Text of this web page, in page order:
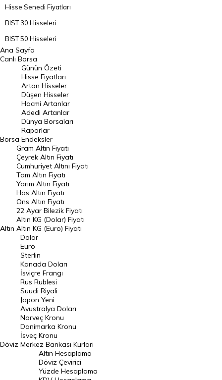
Hisse Senedi Fiyatları
BIST 30 Hisseleri
BIST 50 Hisseleri
BIST 100 Hisseleri
En Çok Artan Hisseler
En Çok Düşen Hisseler
Hacmi Artanlar
Geçmiş Kapanışlar
Dünya Borsaları
Raporlar
Endeksler
DÖVİZ
Döviz Kuru
Dolar Kuru
Euro Kuru
Pound Kuru
Frank Kuru
Riyal Kuru
Avustralya Doları
Danimarka Kronu Kuru
Kanada Doları Kuru
Norveç Kronu Kuru
İsveç Kronu Kuru
Japon Yeni Kuru
Ana Sayfa
Canlı Borsa
Borsa
Günün Özeti
Hisse Fiyatları
Artan Hisseler
Düşen Hisseler
Hacmi Artanlar
Adedi Artanlar
Dünya Borsaları
Raporlar
Endeksler
Altın
Gram Altın Fiyatı
Çeyrek Altın Fiyatı
Cumhuriyet Altını Fiyatı
Tam Altın Fiyatı
Yarım Altın Fiyatı
Has Altın Fiyatı
Ons Altın Fiyatı
22 Ayar Bilezik Fiyatı
Altın KG (Dolar) Fiyatı
Altın KG (Euro) Fiyatı
Döviz
Dolar
Euro
Sterlin
Kanada Doları
İsviçre Frangı
Rus Rublesi
Suudi Riyali
Japon Yeni
Avustralya Doları
Norveç Kronu
Danimarka Kronu
İsveç Kronu
Merkez Bankası Kurlari
Altın Hesaplama
Döviz Çevirici
Yüzde Hesaplama